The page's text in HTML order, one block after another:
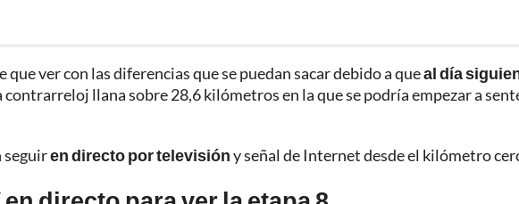
ver con las diferencias que se puedan sacar debido a queal día
contrarreloj llana sobre 28,6 kilómetros en la que se podría empezar a
seguiren directo por televisióny señal de Internet desde el kilómetro